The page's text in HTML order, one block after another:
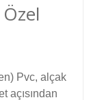
Pvc, alçak
açısından